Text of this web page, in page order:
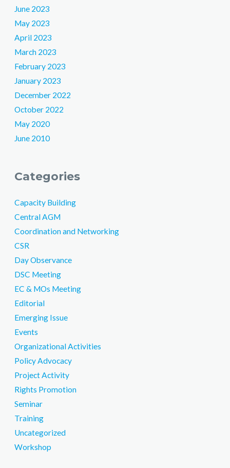
June 2023
May 2023
April 2023
March 2023
February 2023
January 2023
December 2022
October 2022
May 2020
June 2010
Categories
Capacity Building
Central AGM
Coordination and Networking
CSR
Day Observance
DSC Meeting
EC & MOs Meeting
Editorial
Emerging Issue
Events
Organizational Activities
Policy Advocacy
Project Activity
Rights Promotion
Seminar
Training
Uncategorized
Workshop